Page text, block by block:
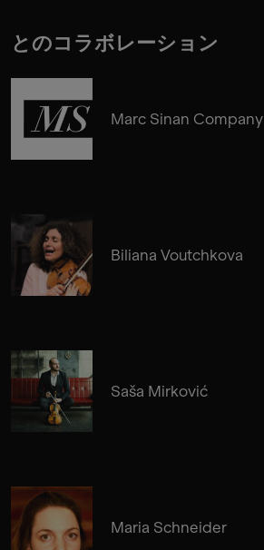
とのコラボレーション
Marc Sinan Company
Biliana Voutchkova
Saša Mirković
Maria Schneider